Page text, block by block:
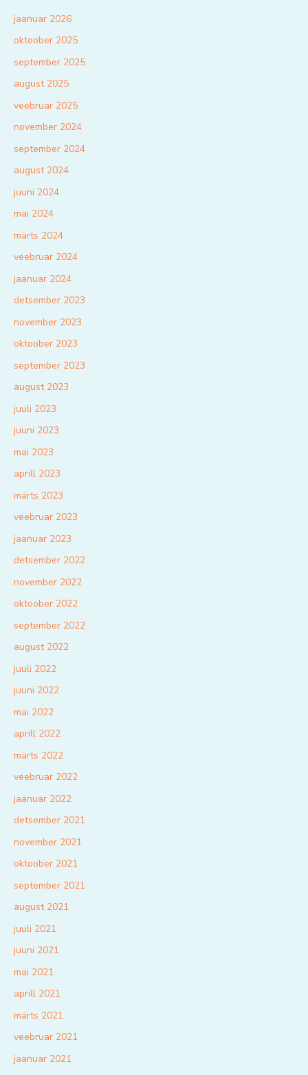
jaanuar 2026
oktoober 2025
september 2025
august 2025
veebruar 2025
november 2024
september 2024
august 2024
juuni 2024
mai 2024
märts 2024
veebruar 2024
jaanuar 2024
detsember 2023
november 2023
oktoober 2023
september 2023
august 2023
juuli 2023
juuni 2023
mai 2023
aprill 2023
märts 2023
veebruar 2023
jaanuar 2023
detsember 2022
november 2022
oktoober 2022
september 2022
august 2022
juuli 2022
juuni 2022
mai 2022
aprill 2022
märts 2022
veebruar 2022
jaanuar 2022
detsember 2021
november 2021
oktoober 2021
september 2021
august 2021
juuli 2021
juuni 2021
mai 2021
aprill 2021
märts 2021
veebruar 2021
jaanuar 2021